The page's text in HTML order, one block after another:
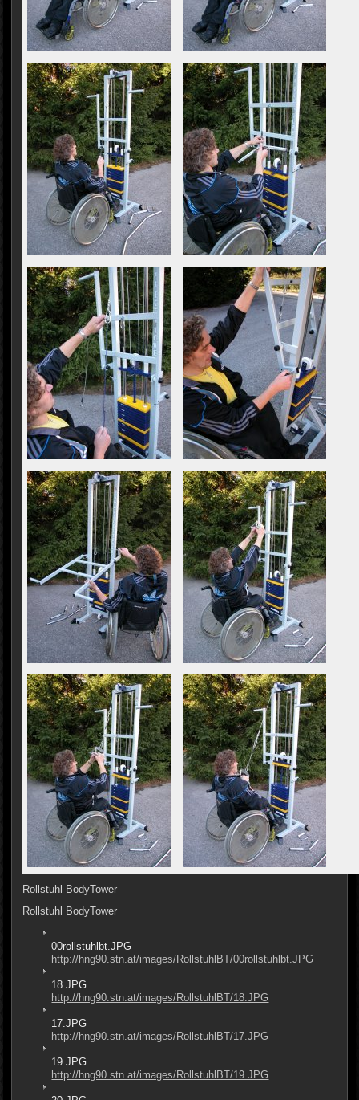
Rollstuhl BodyTower
Rollstuhl BodyTower
00rollstuhlbt.JPG
http://hng90.stn.at/images/RollstuhlBT/00rollstuhlbt.JPG
18.JPG
http://hng90.stn.at/images/RollstuhlBT/18.JPG
17.JPG
http://hng90.stn.at/images/RollstuhlBT/17.JPG
19.JPG
http://hng90.stn.at/images/RollstuhlBT/19.JPG